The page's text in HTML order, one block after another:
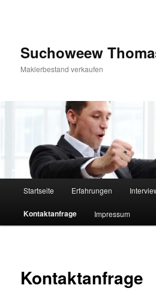
Suchoweew
Maklerbestand verkaufen
Startseite Erfahrungen
Kontaktanfrage Impressum
Kontaktanfrage